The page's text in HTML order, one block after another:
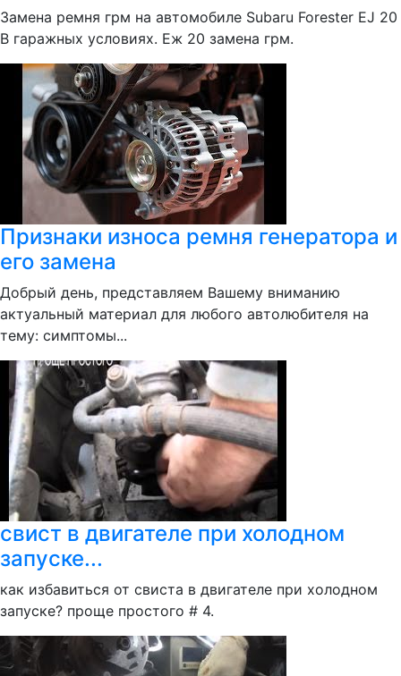
Замена ремня грм на автомобиле Subaru Forester EJ 20
В гаражных условиях. Еж 20 замена грм.
Признаки износа ремня генератора и
его замена
Добрый день, представляем Вашему вниманию
актуальный материал для любого автолюбителя на
тему: симптомы...
свист в двигателе при холодном
запуске...
как избавиться от свиста в двигателе при холодном
запуске? проще простого # 4.